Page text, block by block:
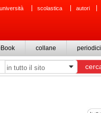
università scolastica autori
collane periodici